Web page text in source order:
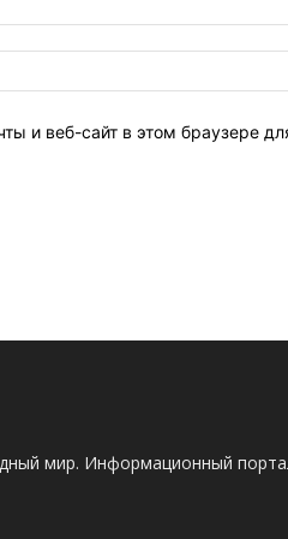
и веб-сайт в этом браузере
мир. Информационный